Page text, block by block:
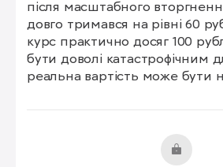
після масштабного
довго тримався на рівні 60
курс практично досяг 100
бути доволі катастрофічним
реальна вартість може бути